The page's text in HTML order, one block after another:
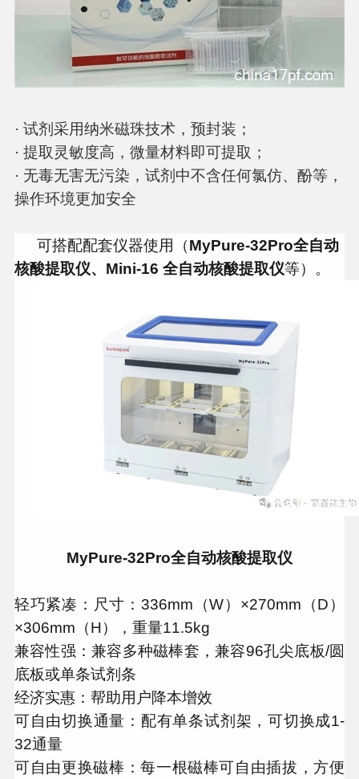
· 试剂采用纳米磁珠技术，预封装；
· 提取灵敏度高，微量材料即可提取；
· 无毒无害无污染，试剂中不含任何氯仿、酚等，
操作环境更加安全
可搭配配套仪器使用（MyPure-32Pro全自动
核酸提取仪、 Mini-16 全自动核酸提取仪等）。
MyPure-32Pro全自动核酸提取仪
轻巧紧凑：尺寸：336mm（W）×270mm（D）
×306mm（H），重量11.5kg
兼容性强：兼容多种磁棒套，兼容96孔尖底板/圆
底板或单条试剂条
经济实惠：帮助用户降本增效
可自由切换通量：配有单条试剂架，可切换成1-
32通量
可自由更换磁棒：每一根磁棒可自由插拔，方便